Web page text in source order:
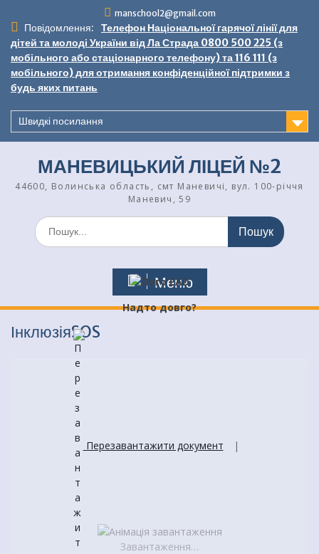
вмісту
manschool2@gmail.com
Повідомлення:
Телефон Національної гарячої лінії для
дітей та молоді України від Ла Страда 0800 500 225 (з
мобільного або стаціонарного телефону) та 116 111 (з
мобільного) для отримання конфіденційної підтримки з
будь яких питань
Швидкі посилання
МАНЕВИЦЬКИЙ ЛІЦЕЙ №2
44600, Волинська область, смт Маневичі, вул. 100-річчя
Маневич, 59
Шукати:
Меню
ІнклюзіяSOS
Завантаження…
Надто довго?
Перезавантажити документ |